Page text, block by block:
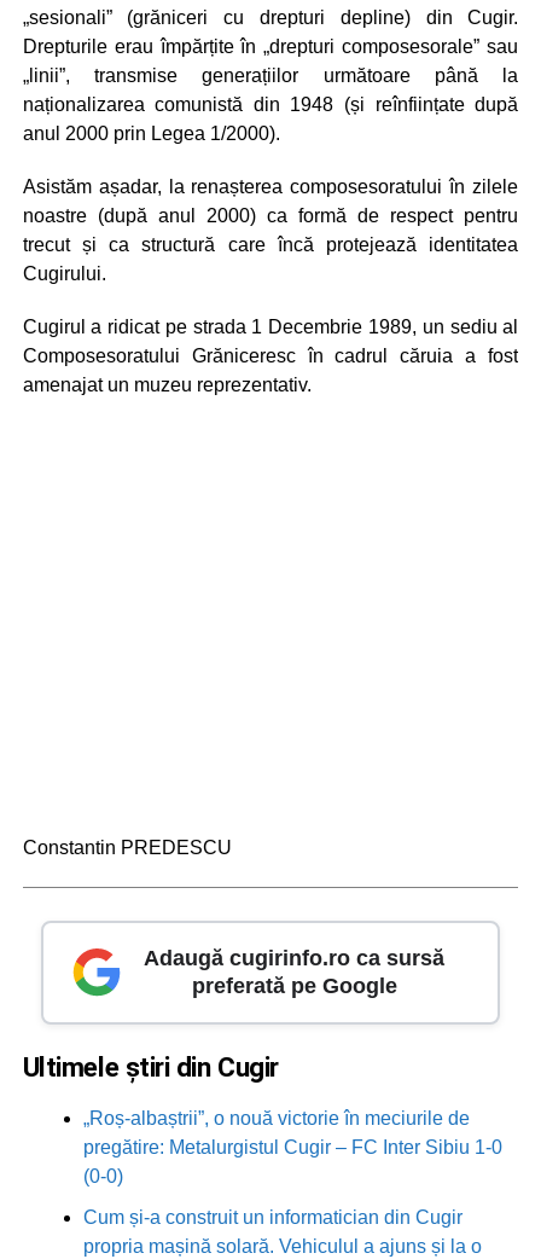
„sesionali” (grăniceri cu drepturi depline) din Cugir.
Drepturile erau împărțite în „drepturi composesorale” sau
„linii”, transmise generațiilor următoare până la
naționalizarea comunistă din 1948 (și reînființate după
anul 2000 prin Legea 1/2000).
Asistăm așadar, la renașterea composesoratului în zilele
noastre (după anul 2000) ca formă de respect pentru
trecut și ca structură care încă protejează identitatea
Cugirului.
Cugirul a ridicat pe strada 1 Decembrie 1989, un sediu al
Composesoratului Grăniceresc în cadrul căruia a fost
amenajat un muzeu reprezentativ.
Constantin PREDESCU
Adaugă cugirinfo.ro ca sursă
preferată pe Google
Ultimele știri din Cugir
„Roș-albaștrii”, o nouă victorie în meciurile de
pregătire: Metalurgistul Cugir – FC Inter Sibiu 1-0
(0-0)
Cum și-a construit un informatician din Cugir
propria mașină solară. Vehiculul a ajuns și la o